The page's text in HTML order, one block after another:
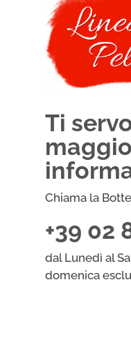
Ti
Chiama la
+39 02
dal Lunedì al
domenica